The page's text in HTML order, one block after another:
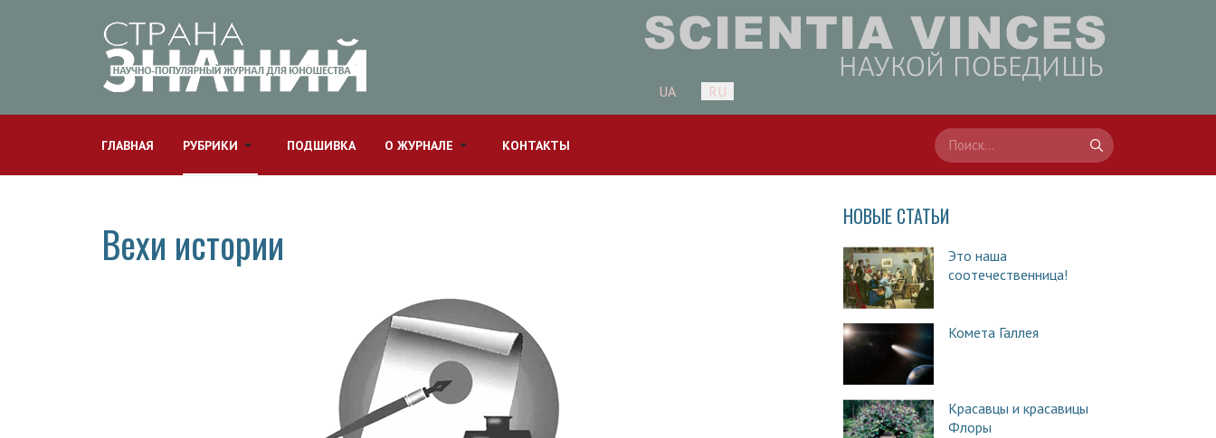
Выберите язык
UA RU
ГЛАВНАЯ РУБРИКИ ПОДШИВКА О ЖУРНАЛЕ КОНТАКТЫ
Вехи истории
НОВЫЕ СТАТЬИ
Это наша
соотечественница!
Комета Галлея
Красавцы и красавицы
Флоры